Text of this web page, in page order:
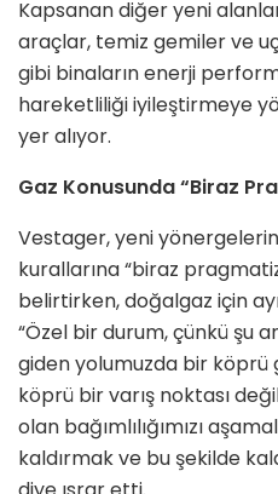
Kapsanan diğer yeni
araçlar, temiz gemiler ve
gibi binaların enerji
hareketliliği iyileştirmeye
yer alıyor.
Gaz Konusunda “Biraz
Vestager, yeni
kurallarına “biraz
belirtirken, doğalgaz için
“Özel bir durum, çünkü şu
giden yolumuzda bir
köprü bir varış noktası
olan bağımlılığımızı
kaldırmak ve bu şekilde